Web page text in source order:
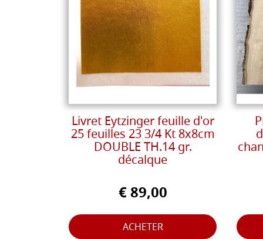
Livret Eytzinger feuille d'or
25 feuilles 23 3/4 Kt 8x8cm
DOUBLE TH.14 gr.
décalque
€ 89,00
ACHETER